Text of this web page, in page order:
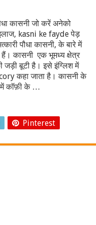
कासनी जो करें अनेको
इलाज, kasni ke fayde पेड़
पौधा कासनी, के बारे में
कासनी एक भूमध्य क्षेत्र
बूटी है। इसे इंग्लिश में
कहा जाता है। कासनी के
में कॉफ़ी के …
Pinterest